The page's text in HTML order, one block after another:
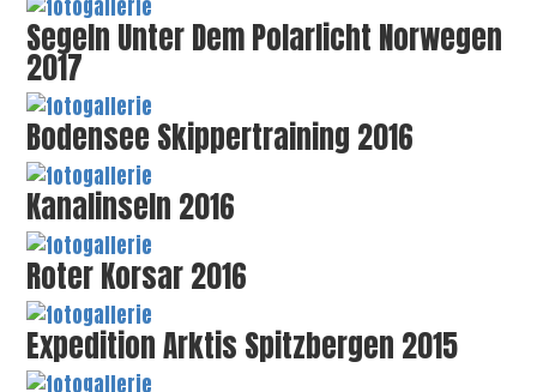
Segeln Unter Dem Polarlicht Norwegen
2017
Bodensee Skippertraining 2016
Kanalinseln 2016
Roter Korsar 2016
Expedition Arktis Spitzbergen 2015